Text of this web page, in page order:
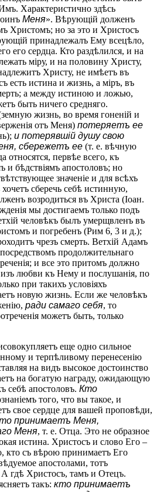
Характеристично здѣсь
Меня». Вѣрующій долженъ
Христомъ; но за это и Христосъ
принадлежалъ Ему всецѣло,
его сердца. Кто раздѣлился, и на
міру, и на половину Христу,
Христу, не имѣетъ въ
есть истина и жизнь, а міръ, въ
а между истиною и ложью,
быть ничего средняго.
жизнь, во время гоненій и
отъ Меня) потеряетъ ее
и потерявшій душу свою
сбережетъ ее (т. е. вѣчную
относятся, первѣе всего, къ
и бѣдствіямъ апостоловъ; но
значеніе и для всѣхъ
сберечь себѣ истинную,
возродиться въ Христа (Іоан.
мы достигаемъ только подъ
человѣкъ былъ умерщвленъ въ
и погребенъ (Рим 6, 3 и д.);
чрезъ смерть. Ветхій Адамъ
продолжительнаго
и все это притомъ должно
изъ любви къ Нему и послушанія, по
при такихъ условіяхъ
новую жизнь. Если же человѣкъ
ради самаго себя, то
можетъ быть, только
еще одно сильное
и терпѣливому перенесенію
на видъ высокое достоинство
на богатую награду, ожидающую
себѣ апостоловъ. Кто
того, что вы такое, и
свое сердце для вашей проповѣди,
принимаетъ Меня,
Меня, т. е. Отца. Это не образное
истина. Христосъ и слово Его –
кто съ вѣрою принимаетъ Его
апостолами, тотъ
гдѣ Христосъ, тамъ и Отецъ.
такъ: кто принимаетъ